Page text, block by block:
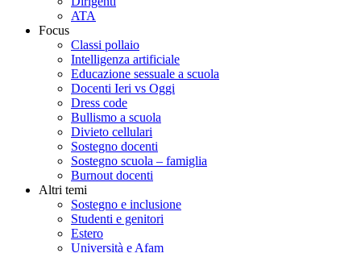
ATA
Focus
Classi pollaio
Intelligenza artificiale
Educazione sessuale a scuola
Docenti Ieri vs Oggi
Dress code
Bullismo a scuola
Divieto cellulari
Sostegno docenti
Sostegno scuola – famiglia
Burnout docenti
Altri temi
Sostegno e inclusione
Studenti e genitori
Estero
Università e Afam